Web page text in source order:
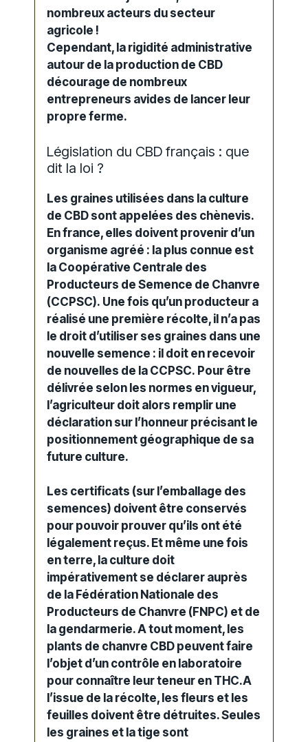
nombreux acteurs du secteur
agricole !
Cependant, la rigidité administrative
autour de la production de CBD
décourage de nombreux
entrepreneurs avides de lancer leur
propre ferme.
Législation du CBD français : que
dit la loi ?
Les graines utilisées dans la culture
de CBD sont appelées des chènevis.
En france, elles doivent provenir d’un
organisme agréé : la plus connue est
la Coopérative Centrale des
Producteurs de Semence de Chanvre
(CCPSC). Une fois qu’un producteur a
réalisé une première récolte, il n’a pas
le droit d’utiliser ses graines dans une
nouvelle semence : il doit en recevoir
de nouvelles de la CCPSC. Pour être
délivrée selon les normes en vigueur,
l’agriculteur doit alors remplir une
déclaration sur l’honneur précisant le
positionnement géographique de sa
future culture.
Les certificats (sur l’emballage des
semences) doivent être conservés
pour pouvoir prouver qu’ils ont été
légalement reçus. Et même une fois
en terre, la culture doit
impérativement se déclarer auprès
de la Fédération Nationale des
Producteurs de Chanvre (FNPC) et de
la gendarmerie. A tout moment, les
plants de chanvre CBD peuvent faire
l’objet d’un contrôle en laboratoire
pour connaître leur teneur en THC.A
l’issue de la récolte, les fleurs et les
feuilles doivent être détruites. Seules
les graines et la tige sont